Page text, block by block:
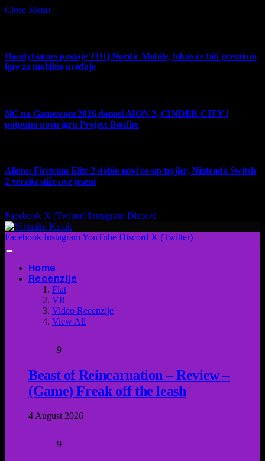
Close Menu
HandyGames postaje THQ Nordic Mobile, fokus će biti premium
igre za mobilne uređaje
NC na Gamescom 2026 donosi AION 2, CINDER CITY i
potpuno novu igru Project Bonfire
Aliens: Fireteam Elite 2 dobio novi co-op trejler, Nintendo Switch
2 verzija stiže ove jeseni
Facebook X (Twitter) Instagram Discord
Facebook InstagramYouTube Discord X (Twitter)
Home
Recenzije
Flat
VR
Video Recenzije
View All
9
Beast of Reincarnation – Review –
(Game) Freak off the leash
4 August 2026
9